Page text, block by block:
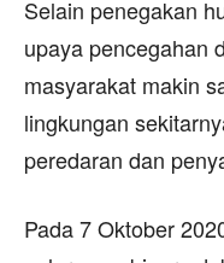
Selain penegakan
upaya pencegahan
masyarakat makin
lingkungan
peredaran dan
Pada 7 Oktober